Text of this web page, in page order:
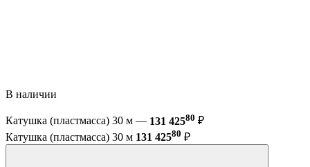
В наличии
Катушка (пластмасса) 30 м — 131 42580 ₽
Катушка (пластмасса) 30 м 131 42580 ₽